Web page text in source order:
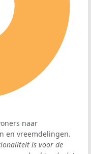
naar
en vreemdelingen.
is voor de